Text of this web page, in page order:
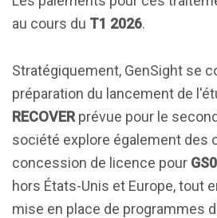
au cours du T1 2026.
Stratégiquement, GenSight se
préparation du lancement de
RECOVER prévue pour le
société explore également des
concession de licence pour
hors États-Unis et Europe, tout
mise en place de programmes